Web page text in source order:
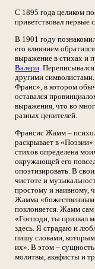
С 1895 года целиком
приветствовал первые
В 1901 году
его влиянием
выражение в стихах и
Валери.
другими
Франс», в котором
оставался
выражения, что во
разных ценителей.
Франсис Жамм –
раскрывает в
стихов определена
окружающей его
опоэтизировать. В
чистоте и
простому и наивному,
Жамма «божественным
поклоняется. Жамм сам
«Господи, ты призвал
здесь. Я страдаю и
пишу словами,
их». В этом –
молитвы, акафисты и